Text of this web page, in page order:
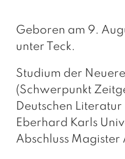
Geboren am 9.
unter Teck.
Studium der
(Schwerpunkt
Deutschen
Eberhard Karls
Abschluss Magister